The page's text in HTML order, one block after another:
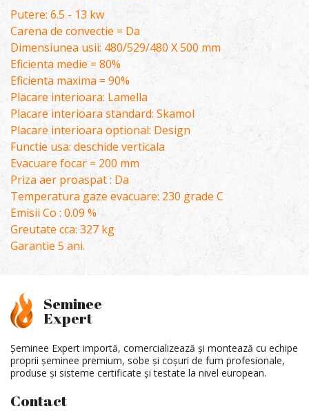
Putere: 6.5 - 13 kw
Carena de convectie = Da
Dimensiunea usii: 480/529/480 X 500 mm
Eficienta medie = 80%
Eficienta maxima = 90%
Placare interioara: Lamella
Placare interioara standard: Skamol
Placare interioara optional: Design
Functie usa: deschide verticala
Evacuare focar = 200 mm
Priza aer proaspat : Da
Temperatura gaze evacuare: 230 grade C
Emisii Co : 0.09 %
Greutate cca: 327 kg
Garantie 5 ani.
Seminee
Expert
Șeminee Expert importă, comercializează și montează cu echipe
proprii șeminee premium, sobe și coșuri de fum profesionale,
produse și sisteme certificate și testate la nivel european.
Contact